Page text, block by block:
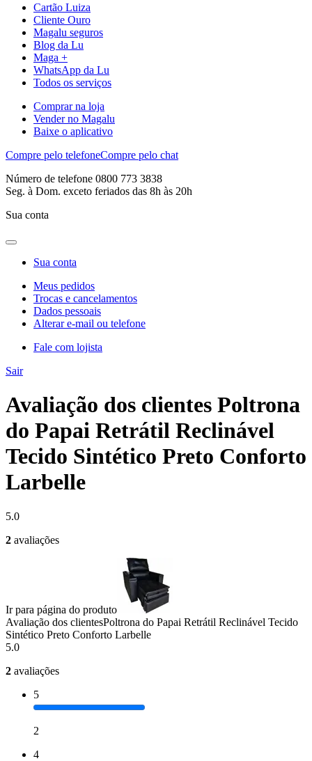
Cartão Luiza
Cliente Ouro
Magalu seguros
Blog da Lu
Maga +
WhatsApp da Lu
Todos os serviços
Comprar na loja
Vender no Magalu
Baixe o aplicativo
Compre pelo telefoneCompre pelo chat
Número de telefone 0800 773 3838
Seg. à Dom. exceto feriados das 8h às 20h
Sua conta
Sua conta
Meus pedidos
Trocas e cancelamentos
Dados pessoais
Alterar e-mail ou telefone
Fale com lojista
Sair
Avaliação dos clientes Poltrona
do Papai Retrátil Reclinável
Tecido Sintético Preto Conforto
Larbelle
5.0
2 avaliações
Ir para página do produto
Avaliação dos clientesPoltrona do Papai Retrátil Reclinável Tecido
Sintético Preto Conforto Larbelle
5.0
2 avaliações
5
2
4